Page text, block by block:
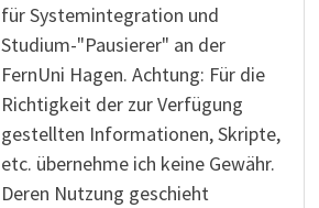
für Systemintegration und
Studium-"Pausierer" an der
FernUni Hagen. Achtung: Für die
Richtigkeit der zur Verfügung
gestellten Informationen, Skripte,
etc. übernehme ich keine Gewähr.
Deren Nutzung geschieht